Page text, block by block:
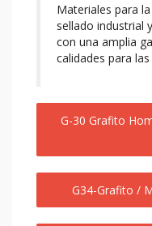
Materiales para
sellado industrial
con una amplia
calidades para
G-30 Grafito
G34-Grafito /